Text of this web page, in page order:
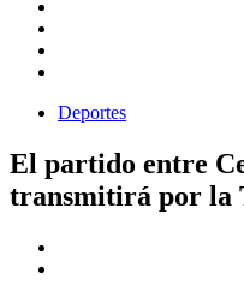
Deportes
El partido entre
transmitirá por la